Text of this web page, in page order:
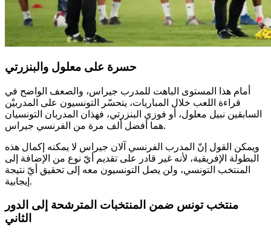
حسرة على معلول والبنزرتي
أمام هذا المستوى الباهت للمدرب جيراس، والصعف الواضح في
قراءة اللعب خلال المباريات، يتحسّر التونسيون على المدربيْن
السابقين نبيل معلول، أو فوزي البنزرتي، فهذان المدربان التونسيان
هما أفضل ألف مرة من الفرنسي جيراس.
ويمكن القول إنّ المدرب الفرنسي آلان جيراس لا يمكنه إكمال هذه
البطولة الإفريقية، لأنه غير قادر على تقديم أيّ نوع من الإضافة إلى
المنتخب التونسي، ولن يصل التونسيون معه إلى تحقيق أيّ نتيجة
إيجابية.
منتخب تونس ضمن المنتخبات المترشحة إلى الدور
الثاني